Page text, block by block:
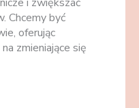
Chcemy być
oferując
zmieniające się